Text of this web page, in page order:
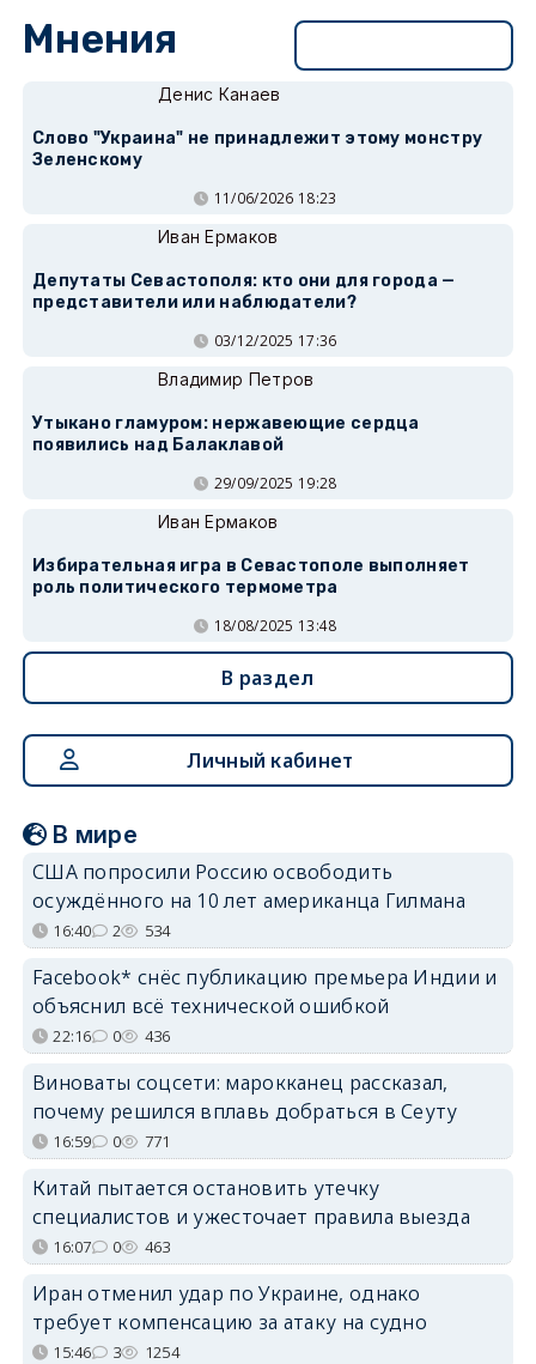
Мнения
Денис Канаев
Слово "Украина" не принадлежит этому монстру
Зеленскому
11/06/2026 18:23
Иван Ермаков
Депутаты Севастополя: кто они для города —
представители или наблюдатели?
03/12/2025 17:36
Владимир Петров
Утыкано гламуром: нержавеющие сердца
появились над Балаклавой
29/09/2025 19:28
Иван Ермаков
Избирательная игра в Севастополе выполняет
роль политического термометра
18/08/2025 13:48
В раздел
Личный кабинет
В мире
США попросили Россию освободить
осуждённого на 10 лет американца Гилмана
16:40 2 534
Facebook* снёс публикацию премьера Индии и
объяснил всё технической ошибкой
22:16 0 436
Виноваты соцсети: марокканец рассказал,
почему решился вплавь добраться в Сеуту
16:59 0 771
Китай пытается остановить утечку
специалистов и ужесточает правила выезда
16:07 0 463
Иран отменил удар по Украине, однако
требует компенсацию за атаку на судно
15:46 3 1254